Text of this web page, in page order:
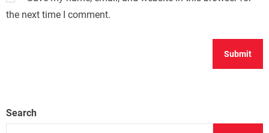
the next time I comment.
Search